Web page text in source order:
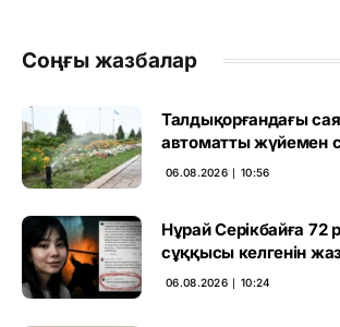
Соңғы жазбалар
Талдықорғандағы
автоматты жүйемен
06.08.2026 ∣ 10:56
Нұрай Серікбайға 72
сұққысы келгенін
ұсталды
06.08.2026 ∣ 10:24